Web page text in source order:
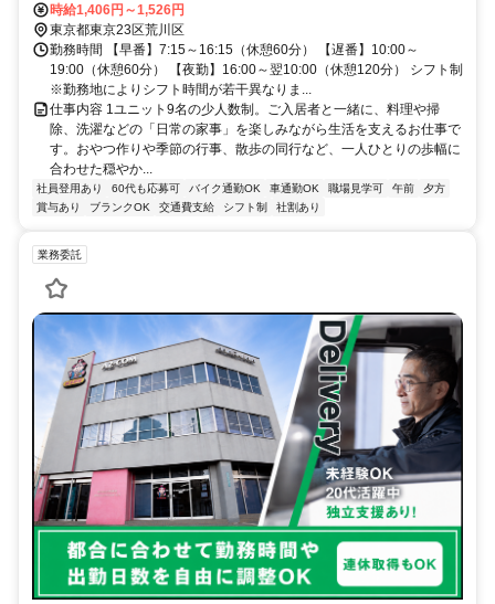
約6分、ＪＲ宇都宮線〔東北本線〕・ＪＲ上野東京ライン 尾久徒歩約
7分 東京さくらトラム「荒川遊園地前駅」徒歩2分
時給1,406円～1,526円
東京都東京23区荒川区
勤務時間 【早番】7:15～16:15（休憩60分） 【遅番】10:00～
19:00（休憩60分） 【夜勤】16:00～翌10:00（休憩120分） シフト制
※勤務地によりシフト時間が若干異なりま...
仕事内容 1ユニット9名の少人数制。ご入居者と一緒に、料理や掃
除、洗濯などの「日常の家事」を楽しみながら生活を支えるお仕事で
す。おやつ作りや季節の行事、散歩の同行など、一人ひとりの歩幅に
合わせた穏やか...
社員登用あり 60代も応募可 バイク通勤OK 車通勤OK 職場見学可 午前
夕方
賞与あり
ブランクOK 交通費支給 シフト制 社割あり
業務委託